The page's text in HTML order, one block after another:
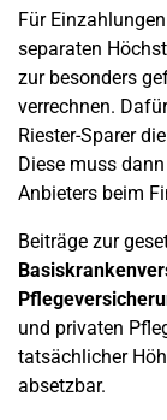
Für
separaten
zur besonders
verrechnen.
Riester-Sparer
Diese muss
Anbieters beim
Beiträge zur
und privaten
tatsächlicher
absetzbar.